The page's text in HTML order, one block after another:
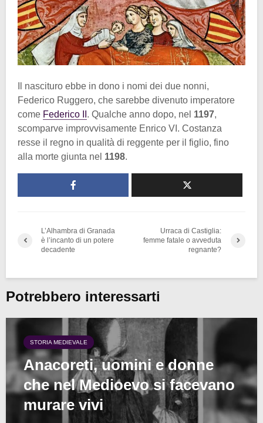
Il nascituro ebbe in dono i nomi dei due nonni,
Federico Ruggero, che sarebbe divenuto imperatore
come Federico II . Qualche anno dopo, nel 1197,
scomparve improvvisamente Enrico VI. Costanza
resse il regno in qualità di reggente per il figlio, fino
alla morte giunta nel 1198.
L’Alhambra di Granada
è l’incanto di un potere
decadente
Urraca di Castiglia:
femme fatale o avveduta
regnante?
Potrebbero interessarti
STORIA MEDIEVALE
Anacoreti, uomini e donne
che nel Medioevo si facevano
murare vivi